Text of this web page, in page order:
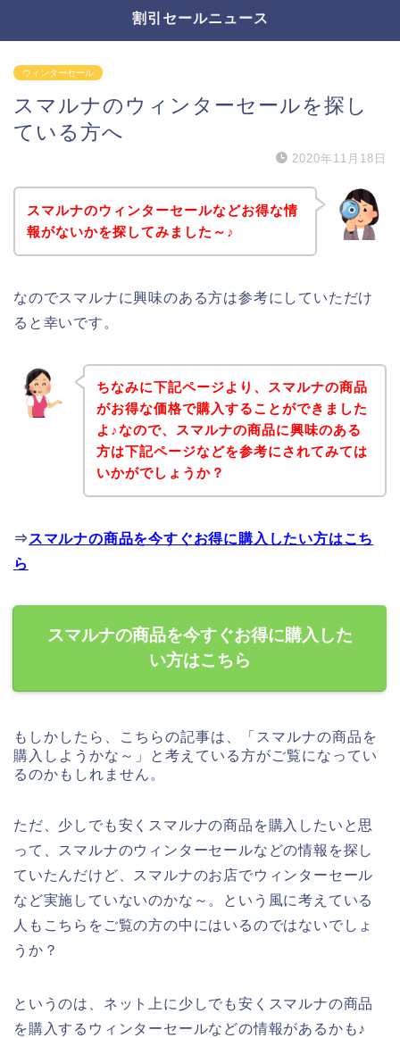
割引セールニュース
ウィンターセール
スマルナのウィンターセールを探し
ている方へ
2020年11月18日
スマルナのウィンターセールなどお得な情
報がないかを探してみました～♪
なのでスマルナに興味のある方は参考にしていただけ
ると幸いです。
ちなみに下記ページより、スマルナの商品
がお得な価格で購入することができました
よ♪なので、スマルナの商品に興味のある
方は下記ページなどを参考にされてみては
いかがでしょうか？
⇒ スマルナの商品を今すぐお得に購入したい方はこち
ら
スマルナの商品を今すぐお得に購入した
い方はこちら
もしかしたら、こちらの記事は、「スマルナの商品を
購入しようかな～」と考えている方がご覧になってい
るのかもしれません。
ただ、少しでも安くスマルナの商品を購入したいと思
って、スマルナのウィンターセールなどの情報を探し
ていたんだけど、スマルナのお店でウィンターセール
など実施していないのかな～。という風に考えている
人もこちらをご覧の方の中にはいるのではないでしょ
うか？
というのは、ネット上に少しでも安くスマルナの商品
を購入するウィンターセールなどの情報があるかも♪